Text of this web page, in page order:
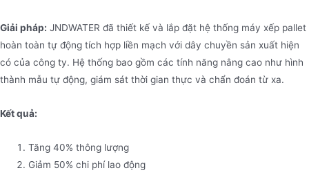
Giải pháp: JNDWATER đã thiết kế và lắp đặt hệ thống máy xếp pallet
hoàn toàn tự động tích hợp liền mạch với dây chuyền sản xuất hiện
có của công ty. Hệ thống bao gồm các tính năng nâng cao như hình
thành mẫu tự động, giám sát thời gian thực và chẩn đoán từ xa.
Kết quả:
Tăng 40% thông lượng
Giảm 50% chi phí lao động